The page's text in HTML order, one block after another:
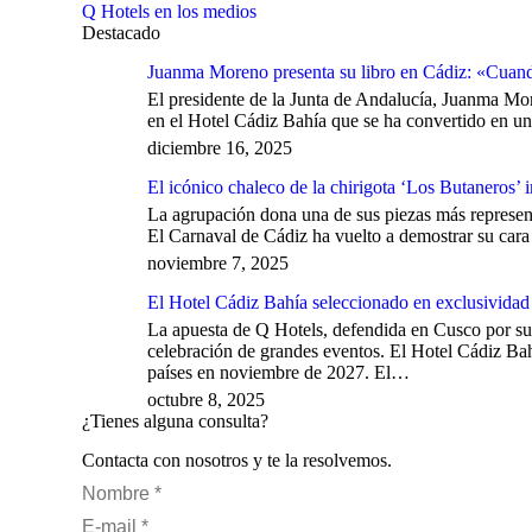
Q Hotels en los medios
Destacado
Juanma Moreno presenta su libro en Cádiz:
El presidente de la Junta de Andalucía, Juanma
en el Hotel Cádiz Bahía que se ha convertido en
diciembre 16, 2025
El icónico chaleco de la chirigota ‘Los
La agrupación dona una de sus piezas más
El Carnaval de Cádiz ha vuelto a demostrar su
noviembre 7, 2025
El Hotel Cádiz Bahía seleccionado en
La apuesta de Q Hotels, defendida en Cusco por
celebración de grandes eventos. El Hotel Cádiz
países en noviembre de 2027. El…
octubre 8, 2025
¿Tienes alguna consulta?
Contacta con nosotros y te la resolvemos.
Nombre *
E-mail *